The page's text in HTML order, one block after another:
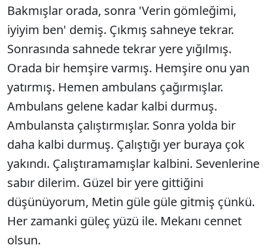
Bakmışlar orada, sonra 'Verin gömleğimi,
iyiyim ben' demiş. Çıkmış sahneye tekrar.
Sonrasında sahnede tekrar yere yığılmış.
Orada bir hemşire varmış. Hemşire onu yan
yatırmış. Hemen ambulans çağırmışlar.
Ambulans gelene kadar kalbi durmuş.
Ambulansta çalıştırmışlar. Sonra yolda bir
daha kalbi durmuş. Çalıştığı yer buraya çok
yakındı. Çalıştıramamışlar kalbini. Sevenlerine
sabır dilerim. Güzel bir yere gittiğini
düşünüyorum, Metin güle güle gitmiş çünkü.
Her zamanki güleç yüzü ile. Mekanı cennet
olsun.